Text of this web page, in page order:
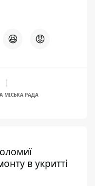
😆 😡
МІСЬКА РАДА
в укритті